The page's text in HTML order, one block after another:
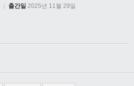
출간일 2025년 11월 29일